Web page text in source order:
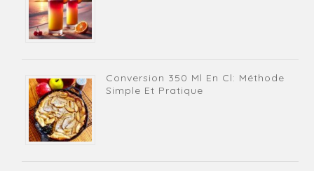
Conversion 350 Ml En Cl: Méthode
Simple Et Pratique